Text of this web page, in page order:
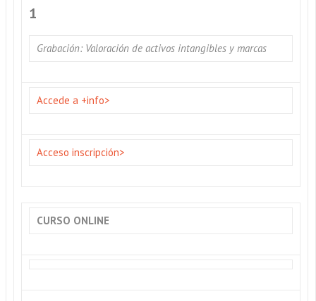
1
Grabación: Valoración de activos intangibles y marcas
Accede a +info>
Acceso inscripción>
CURSO ONLINE